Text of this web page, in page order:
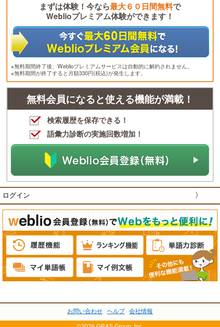
まずは体験！今なら最大６０日間無料で
Weblioプレミアム体験ができます！
※無料期間終了後、Weblioプレミアムサービスは自動的に解約されません。
※無料期間が終了すると月額330円(税込)が発生します。
無料会員になると使える機能が満載！
検索履歴を保存できる！
語彙力診断の実施回数増加！
ログイン 〉
お問い合わせ ヘルプ 会社情報